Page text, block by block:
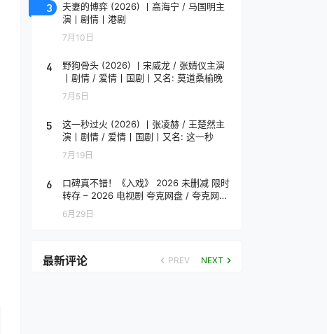
3
夫妻的博弈 (2026) 丨高海宁 / 马国明主
演丨剧情丨港剧
7月10日
4
野狗骨头 (2026) 丨宋威龙 / 张婧仪主演
丨剧情 / 爱情丨国剧丨又名: 莫道桑榆晚
7月5日
5
这一秒过火 (2026) 丨张凌赫 / 王楚然主
演丨剧情 / 爱情丨国剧丨又名: 这一秒
7月19日
6
口碑真不错！《入戏》 2026 未删减 限时
转存 – 2026 电视剧 夸克网盘 / 夸克网盘
高清转存
6月29日
最新评论 PREV NEXT